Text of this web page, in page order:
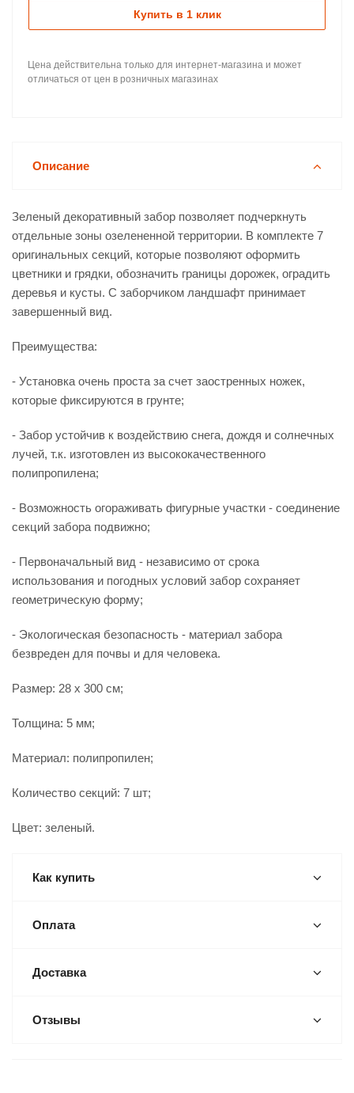
Купить в 1 клик
Цена действительна только для интернет-магазина и может
отличаться от цен в розничных магазинах
Описание
Зеленый декоративный забор позволяет подчеркнуть
отдельные зоны озелененной территории. В комплекте 7
оригинальных секций, которые позволяют оформить
цветники и грядки, обозначить границы дорожек, оградить
деревья и кусты. С заборчиком ландшафт принимает
завершенный вид.
Преимущества:
- Установка очень проста за счет заостренных ножек,
которые фиксируются в грунте;
- Забор устойчив к воздействию снега, дождя и солнечных
лучей, т.к. изготовлен из высококачественного
полипропилена;
- Возможность огораживать фигурные участки - соединение
секций забора подвижно;
- Первоначальный вид - независимо от срока
использования и погодных условий забор сохраняет
геометрическую форму;
- Экологическая безопасность - материал забора
безвреден для почвы и для человека.
Размер: 28 x 300 см;
Толщина: 5 мм;
Материал: полипропилен;
Количество секций: 7 шт;
Цвет: зеленый.
Как купить
Оплата
Доставка
Отзывы